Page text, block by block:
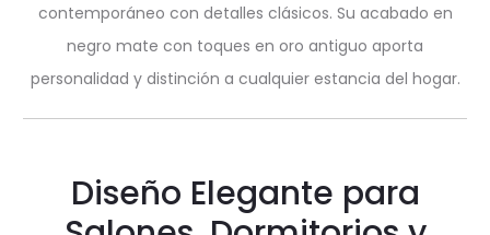
contemporáneo con detalles clásicos. Su acabado en
negro mate con toques en oro antiguo aporta
personalidad y distinción a cualquier estancia del hogar.
Diseño Elegante para